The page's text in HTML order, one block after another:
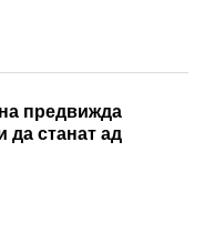
предвижда
да станат ад